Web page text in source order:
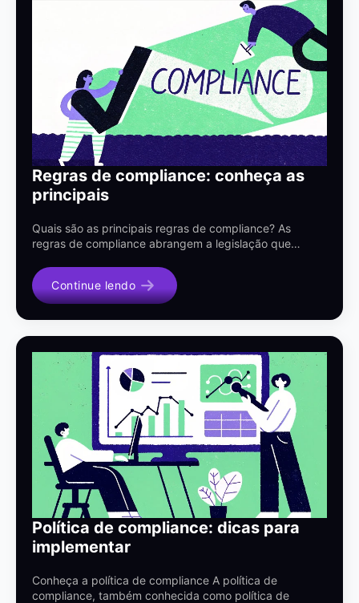
Regras de compliance: conheça as
principais
Quais são as principais regras de compliance? As
regras de compliance abrangem a legislação que…
Continue lendo
Política de compliance: dicas para
implementar
Conheça a política de compliance A política de
compliance, também conhecida como política de